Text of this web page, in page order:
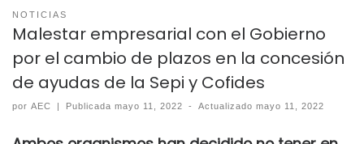
NOTICIAS
Malestar empresarial con el Gobierno
por el cambio de plazos en la concesión
de ayudas de la Sepi y Cofides
por AEC | Publicadamayo 11, 2022 - Actualizadomayo 11, 2022